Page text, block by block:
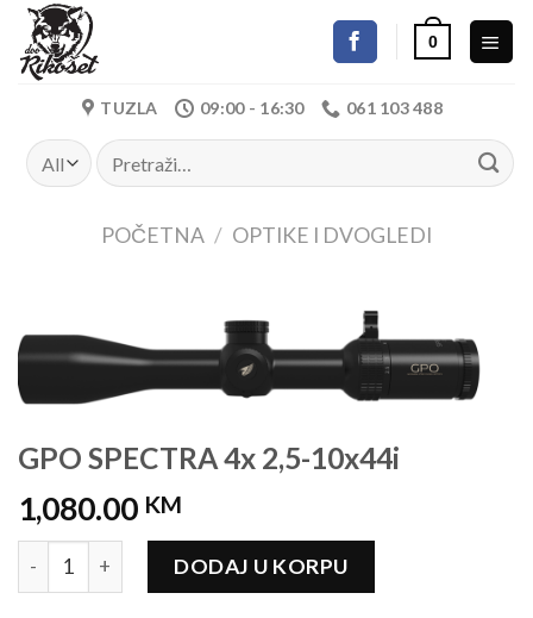
Skip
content
0
TUZLA 09:00 - 16:30 061 103 488
Pretraži:
POČETNA / OPTIKE I DVOGLEDI
GPO SPECTRA 4x 2,5-10x44i
1,080.00 KM
GPO SPECTRA 4x 2,5-10x44i količina
DODAJ U KORPU